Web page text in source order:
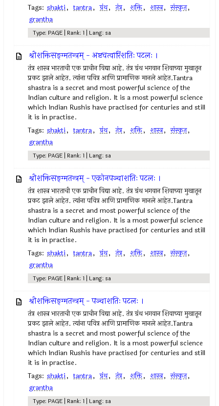
Tags: shakti, tantra, ग्रंथ, तंत्र, शक्ति, शास्त्र, संस्कृत,
grantha
Type: PAGE | Rank: 1 | Lang: sa
श्रीशक्तिसङ्ग्मतन्त्रम् - अष्टचत्वारिंशतिः पटलः ।
तंत्र शास्त्र भारताची एक प्राचीन विद्या आहे. तंत्र ग्रंथ भगवान शिवाच्या मुखातून
प्रकट झाले आहेत. त्यांना पवित्र आणि प्रामाणिक मानले आहेत.Tantra
shastra is a secret and most powerful science of the
Indian culture and religion. It is a most powerful science
which Indian Rushis have practised for centuries and still
it is in practise.
Tags: shakti, tantra, ग्रंथ, तंत्र, शक्ति, शास्त्र, संस्कृत,
grantha
Type: PAGE | Rank: 1 | Lang: sa
श्रीशक्तिसङ्ग्मतन्त्रम् - एकोनपञ्चाशतिः पटलः ।
तंत्र शास्त्र भारताची एक प्राचीन विद्या आहे. तंत्र ग्रंथ भगवान शिवाच्या मुखातून
प्रकट झाले आहेत. त्यांना पवित्र आणि प्रामाणिक मानले आहेत.Tantra
shastra is a secret and most powerful science of the
Indian culture and religion. It is a most powerful science
which Indian Rushis have practised for centuries and still
it is in practise.
Tags: shakti, tantra, ग्रंथ, तंत्र, शक्ति, शास्त्र, संस्कृत,
grantha
Type: PAGE | Rank: 1 | Lang: sa
श्रीशक्तिसङ्ग्मतन्त्रम् - पञ्चाशतिः पटलः ।
तंत्र शास्त्र भारताची एक प्राचीन विद्या आहे. तंत्र ग्रंथ भगवान शिवाच्या मुखातून
प्रकट झाले आहेत. त्यांना पवित्र आणि प्रामाणिक मानले आहेत.Tantra
shastra is a secret and most powerful science of the
Indian culture and religion. It is a most powerful science
which Indian Rushis have practised for centuries and still
it is in practise.
Tags: shakti, tantra, ग्रंथ, तंत्र, शक्ति, शास्त्र, संस्कृत,
grantha
Type: PAGE | Rank: 1 | Lang: sa